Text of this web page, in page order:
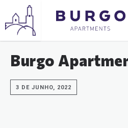
Burgo
3 DE JUNHO, 2022